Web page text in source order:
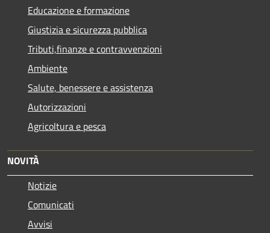
Educazione e formazione
Giustizia e sicurezza pubblica
Tributi,finanze e contravvenzioni
Ambiente
Salute, benessere e assistenza
Autorizzazioni
Agricoltura e pesca
NOVITÀ
Notizie
Comunicati
Avvisi